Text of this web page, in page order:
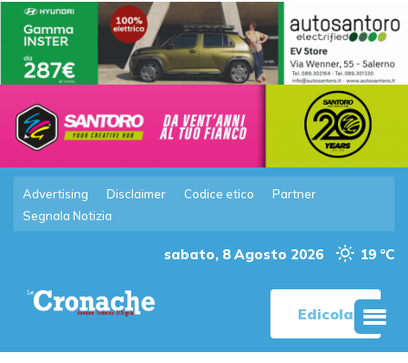
Advertising Disclaimer Codice etico
Partner
Segnala Notizia
sabato, 8 Agosto 2026 19 °C
Edicola